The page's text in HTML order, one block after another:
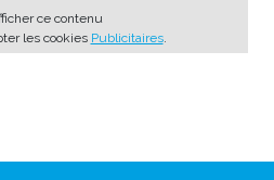
ce contenu
les cookies Publicitaires.